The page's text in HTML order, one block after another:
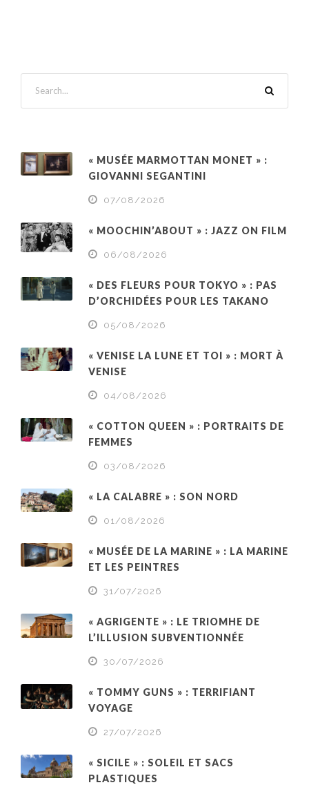
« MUSÉE MARMOTTAN MONET » :
GIOVANNI SEGANTINI
07/08/2026
« MOOCHIN’ABOUT » : JAZZ ON FILM
06/08/2026
« DES FLEURS POUR TOKYO » : PAS
D’ORCHIDÉES POUR LES TAKANO
05/08/2026
« VENISE LA LUNE ET TOI » : MORT À
VENISE
04/08/2026
« COTTON QUEEN » : PORTRAITS DE
FEMMES
03/08/2026
« LA CALABRE » : SON NORD
01/08/2026
« MUSÉE DE LA MARINE » : LA MARINE
ET LES PEINTRES
31/07/2026
« AGRIGENTE » : LE TRIOMHE DE
L’ILLUSION SUBVENTIONNÉE
30/07/2026
« TOMMY GUNS » : TERRIFIANT
VOYAGE
27/07/2026
« SICILE » : SOLEIL ET SACS
PLASTIQUES